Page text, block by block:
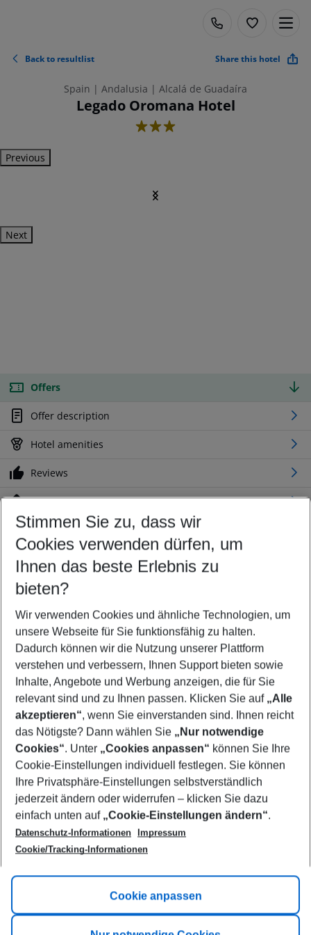
Back to resultlist Share this hotel
Spain | Andalusia | Alcalá de Guadaíra
Legado Oromana Hotel
3
Previous
Next
Offers
Offer description
Hotel amenities
Reviews
Location
Customize your offer
Find the perfect deal which suits your best
Your departure airport
Any airport
Select your date range
09/08/26–07/08/27 5-8 nights
Who will travel
2 adults No children
Show more filter
Footer
Footer navigation
Title A
Link A
Stimmen Sie zu, dass wir
Cookies verwenden dürfen, um
Ihnen das beste Erlebnis zu
bieten?
Wir verwenden Cookies und ähnliche Technologien, um
unsere Webseite für Sie funktionsfähig zu halten.
Dadurch können wir die Nutzung unserer Plattform
verstehen und verbessern, Ihnen Support bieten sowie
Inhalte, Angebote und Werbung anzeigen, die für Sie
relevant sind und zu Ihnen passen. Klicken Sie auf „Alle
akzeptieren“, wenn Sie einverstanden sind. Ihnen reicht
das Nötigste? Dann wählen Sie „Nur notwendige
Cookies“. Unter „Cookies anpassen“ können Sie Ihre
Cookie-Einstellungen individuell festlegen. Sie können
Ihre Privatsphäre-Einstellungen selbstverständlich
jederzeit ändern oder widerrufen – klicken Sie dazu
einfach unten auf „Cookie-Einstellungen ändern“.
Datenschutz-Informationen
Impressum
Cookie/Tracking-Informationen
Cookie anpassen